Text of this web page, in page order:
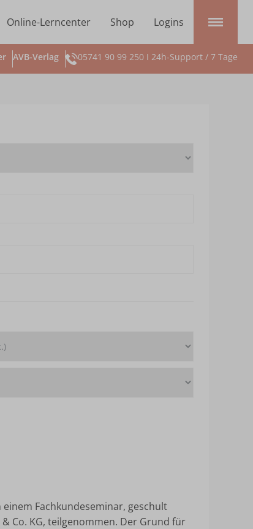
Online-Lerncenter Shop Logins
AVB-Verlag 05741 90 99 250 I 24h-Support / 7 Tage
Fachkundeseminar, geschult
Co. KG, teilgenommen. Der Grund für